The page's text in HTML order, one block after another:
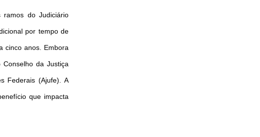
do Judiciário
por tempo de
cinco anos. Embora
da Justiça
Federais (Ajufe). A
que impacta